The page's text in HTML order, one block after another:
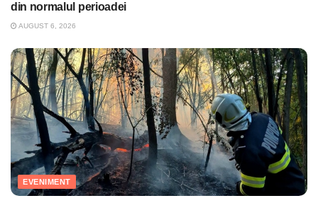
din normalul perioadei
AUGUST 6, 2026
EVENIMENT